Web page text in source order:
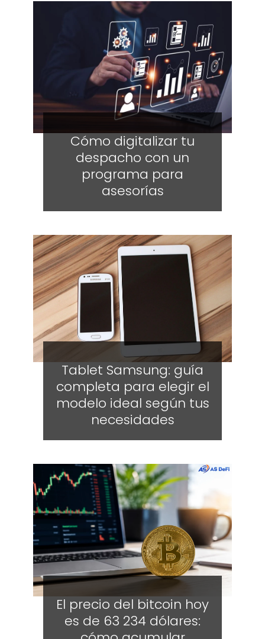
Cómo digitalizar tu
despacho con un
programa para
asesorías
Tablet Samsung: guía
completa para elegir el
modelo ideal según tus
necesidades
El precio del bitcoin hoy
es de 63 234 dólares: